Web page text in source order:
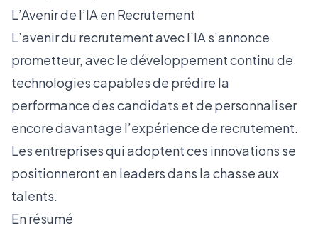
L’Avenir de l’IA en Recrutement
L’avenir du recrutement avec l’IA s’annonce
prometteur, avec le développement continu de
technologies capables de prédire la
performance des candidats et de personnaliser
encore davantage l’expérience de recrutement.
Les entreprises qui adoptent ces innovations se
positionneront en leaders dans lachasse aux
talents.
En résumé